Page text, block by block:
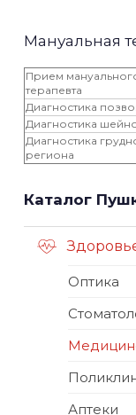
Мануальная
Прием
терапевта
Диагностика
Диагностика
Диагностика
региона
Каталог
Оптика
Аптеки